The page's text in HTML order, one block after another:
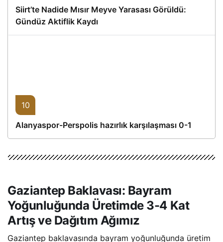
Siirt’te Nadide Mısır Meyve Yarasası Görüldü:
Gündüz Aktiflik Kaydı
10
Alanyaspor-Perspolis hazırlık karşılaşması 0-1
Gaziantep Baklavası: Bayram
Yoğunluğunda Üretimde 3-4 Kat
Artış ve Dağıtım Ağımız
Gaziantep baklavasında bayram yoğunluğunda üretim